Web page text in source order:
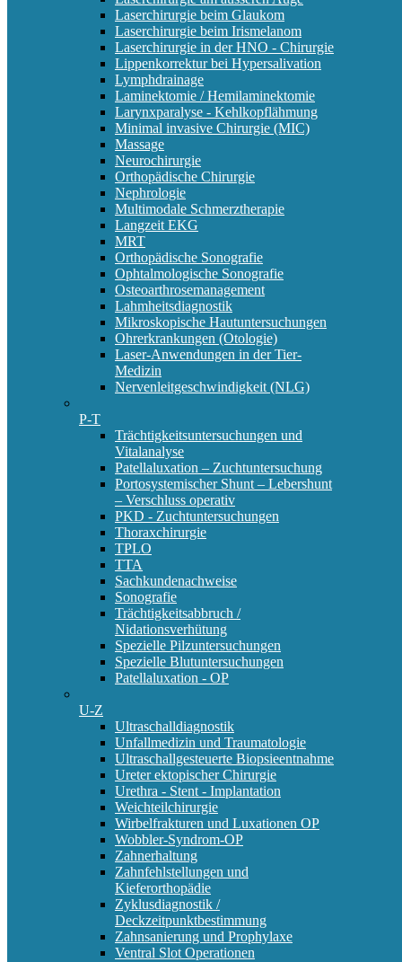
Laserchirurgie beim Glaukom
Laserchirurgie beim Irismelanom
Laserchirurgie in der HNO - Chirurgie
Lippenkorrektur bei Hypersalivation
Lymphdrainage
Laminektomie / Hemilaminektomie
Larynxparalyse - Kehlkopflähmung
Minimal invasive Chirurgie (MIC)
Massage
Neurochirurgie
Orthopädische Chirurgie
Nephrologie
Multimodale Schmerztherapie
Langzeit EKG
MRT
Orthopädische Sonografie
Ophtalmologische Sonografie
Osteoarthrosemanagement
Lahmheitsdiagnostik
Mikroskopische Hautuntersuchungen
Ohrerkrankungen (Otologie)
Laser-Anwendungen in der Tier-
Medizin
Nervenleitgeschwindigkeit (NLG)
P-T
Trächtigkeitsuntersuchungen und
Vitalanalyse
Patellaluxation – Zuchtuntersuchung
Portosystemischer Shunt – Lebershunt
– Verschluss operativ
PKD - Zuchtuntersuchungen
Thoraxchirurgie
TPLO
TTA
Sachkundenachweise
Sonografie
Trächtigkeitsabbruch /
Nidationsverhütung
Spezielle Pilzuntersuchungen
Spezielle Blutuntersuchungen
Patellaluxation - OP
U-Z
Ultraschalldiagnostik
Unfallmedizin und Traumatologie
Ultraschallgesteuerte Biopsieentnahme
Ureter ektopischer Chirurgie
Urethra - Stent - Implantation
Weichteilchirurgie
Wirbelfrakturen und Luxationen OP
Wobbler-Syndrom-OP
Zahnerhaltung
Zahnfehlstellungen und
Kieferorthopädie
Zyklusdiagnostik /
Deckzeitpunktbestimmung
Zahnsanierung und Prophylaxe
Ventral Slot Operationen